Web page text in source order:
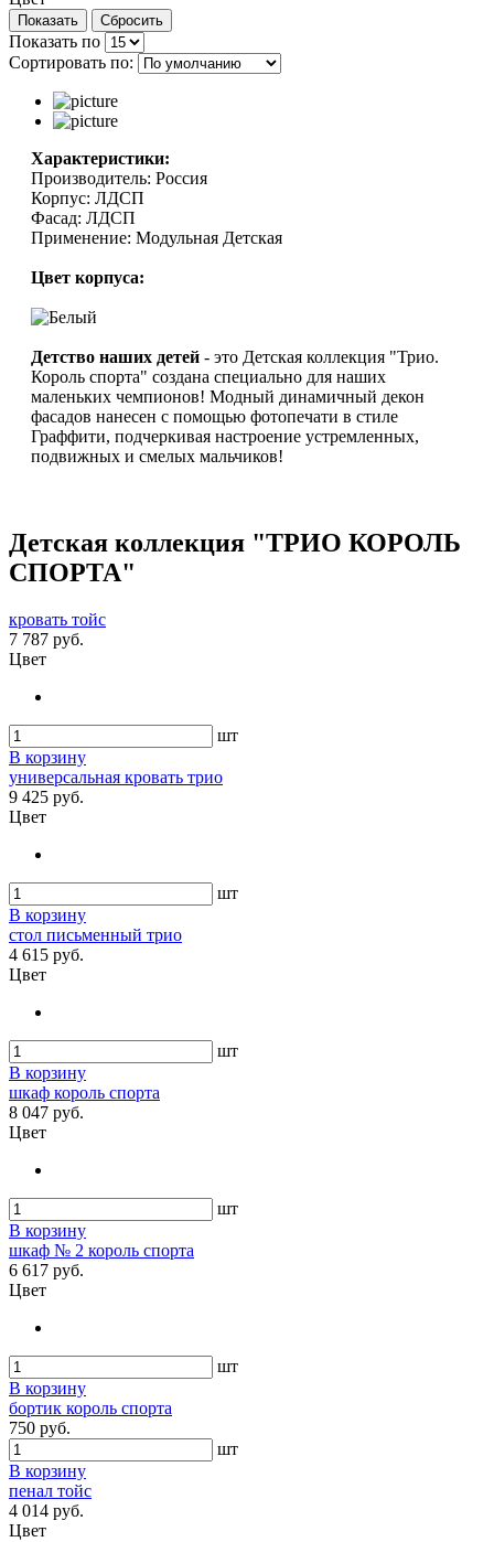
Показать по
Сортировать по:
Характеристики:
Производитель: Россия
Корпус: ЛДСП
Фасад: ЛДСП
Применение: Модульная Детская
Цвет корпуса:
Детство наших детей - это Детская коллекция "Трио.
Король спорта" создана специально для наших
маленьких чемпионов! Модный динамичный декон
фасадов нанесен с помощью фотопечати в стиле
Граффити, подчеркивая настроение устремленных,
подвижных и смелых мальчиков!
Детская коллекция "ТРИО КОРОЛЬ
СПОРТА"
кровать тойс
7 787 руб.
Цвет
шт
В корзину
универсальная кровать трио
9 425 руб.
Цвет
шт
В корзину
стол письменный трио
4 615 руб.
Цвет
шт
В корзину
шкаф король спорта
8 047 руб.
Цвет
шт
В корзину
шкаф № 2 король спорта
6 617 руб.
Цвет
шт
В корзину
бортик король спорта
750 руб.
шт
В корзину
пенал тойс
4 014 руб.
Цвет